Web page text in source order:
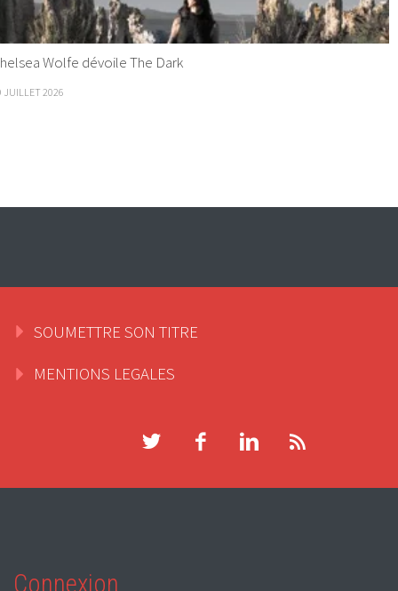
Wolfe dévoile The Dark
JUILLET 2026
SOUMETTRE SON TITRE
MENTIONS LEGALES
Connexion